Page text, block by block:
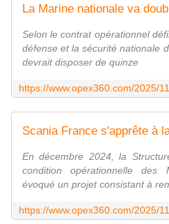
Selon le contrat opérationnel
défense et la sécurité nationale
devrait disposer de quinze
En décembre 2024, la
condition opérationnelle des
évoqué un projet consistant à